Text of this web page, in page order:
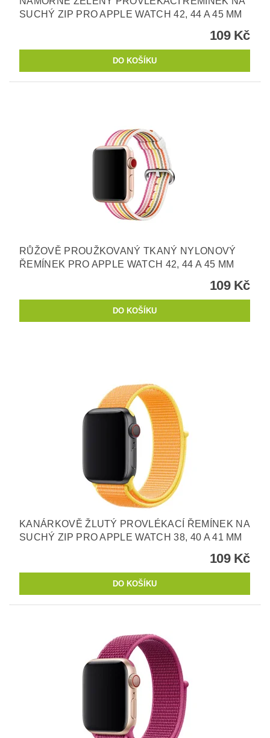
SUCHÝ ZIP PRO APPLE WATCH 42, 44 A 45 MM
109 Kč
RŮŽOVĚ PROUŽKOVANÝ TKANÝ NYLONOVÝ
ŘEMÍNEK PRO APPLE WATCH 42, 44 A 45 MM
109 Kč
KANÁRKOVĚ ŽLUTÝ PROVLÉKACÍ ŘEMÍNEK NA
SUCHÝ ZIP PRO APPLE WATCH 38, 40 A 41 MM
109 Kč